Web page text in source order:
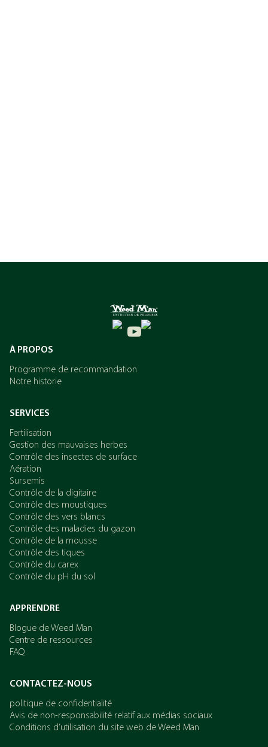
À PROPOS
Programme de recommandation
Notre historie
SERVICES
Fertilisation
Gestion des mauvaises herbes
Contrôle des insectes de surface
Aération
Sursemis
Contrôle de la digitaire
Contrôle des moustiques
Contrôle des vers blancs
Contrôle des maladies du gazon
Contrôle de la mousse
Contrôle des tiques
Contrôle du carex
Contrôle du pH du sol
APPRENDRE
Blogue de Weed Man
Centre de ressources
FAQ
CONTACTEZ-NOUS
politique de confidentialité
Avis de non-responsabilité relatif aux médias sociaux
Conditions d’utilisation du site web de Weed Man